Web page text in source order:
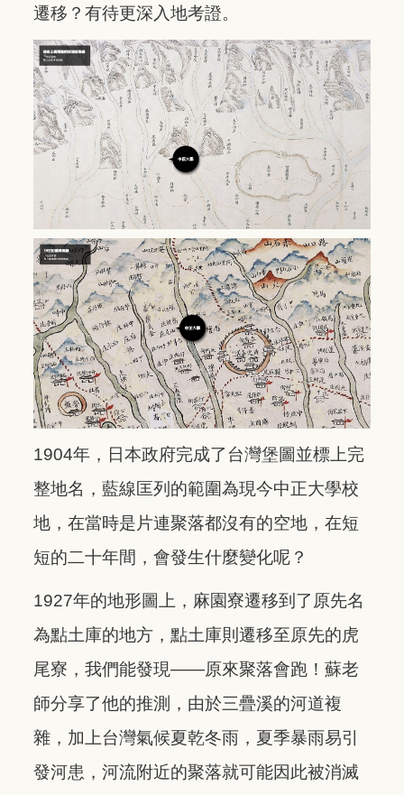
遷移？有待更深入地考證。
1904年，日本政府完成了台灣堡圖並標上完
整地名，藍線匡列的範圍為現今中正大學校
地，在當時是片連聚落都沒有的空地，在短
短的二十年間，會發生什麼變化呢？
1927年的地形圖上，麻園寮遷移到了原先名
為點土庫的地方，點土庫則遷移至原先的虎
尾寮，我們能發現——原來聚落會跑！蘇老
師分享了他的推測，由於三疊溪的河道複
雜，加上台灣氣候夏乾冬雨，夏季暴雨易引
發河患，河流附近的聚落就可能因此被消滅